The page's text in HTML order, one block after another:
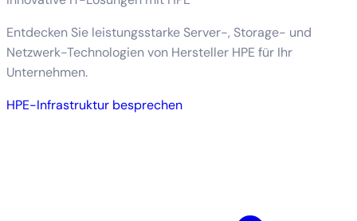
Entdecken Sie leistungsstarke Server-, Storage- und
Netzwerk-Technologien von Hersteller HPE für Ihr
Unternehmen.
HPE-Infrastruktur besprechen